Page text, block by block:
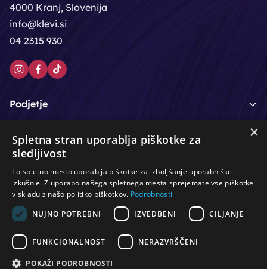
4000 Kranj, Slovenija
info@klevi.si
04 2315 930
Podjetje
Moj račun
Podpora strankam
Lasje & nega las / Roke & nohti / Orodje - kozmetično /
Oprema za salone / Čistoča & zaščita / Ostalo
×
Spletna stran uporablja piškotke za
sledljivost
To spletno mesto uporablja piškotke za izboljšanje uporabniške
izkušnje. Z uporabo našega spletnega mesta sprejemate vse piškotke
v skladu z našo politiko piškotkov. Podrobnosti
NUJNO POTREBNI
IZVEDBENI CILJANJE
FUNKCIONALNOST NERAZVRŠČENI
POKAŽI PODROBNOSTI